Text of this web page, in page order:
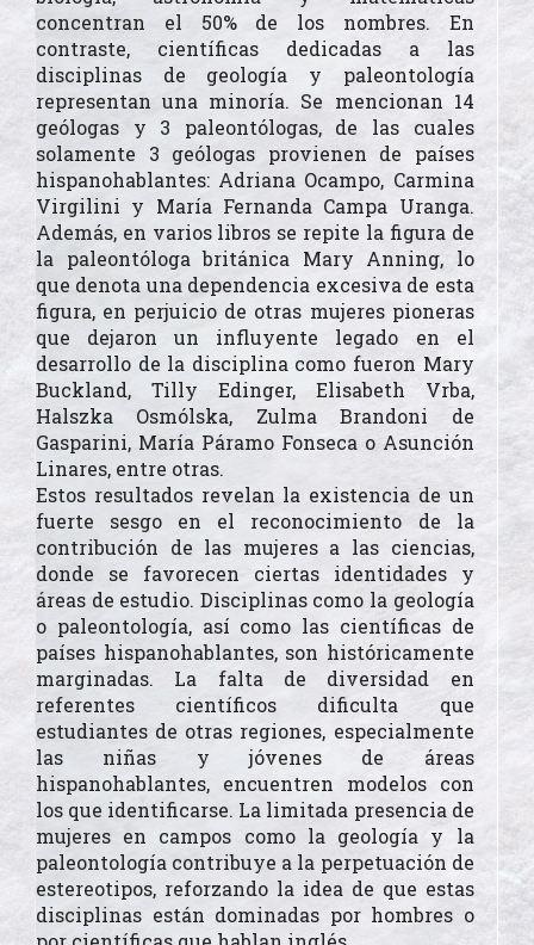
concentran el 50% de los nombres. En
contraste, científicas dedicadas a las
disciplinas de geología y paleontología
representan una minoría. Se mencionan 14
geólogas y 3 paleontólogas, de las cuales
solamente 3 geólogas provienen de países
hispanohablantes: Adriana Ocampo, Carmina
Virgilini y María Fernanda Campa Uranga.
Además, en varios libros se repite la figura de
la paleontóloga británica Mary Anning, lo
que denota una dependencia excesiva de esta
figura, en perjuicio de otras mujeres pioneras
que dejaron un influyente legado en el
desarrollo de la disciplina como fueron Mary
Buckland, Tilly Edinger, Elisabeth Vrba,
Halszka Osmólska, Zulma Brandoni de
Gasparini, María Páramo Fonseca o Asunción
Linares, entre otras.
Estos resultados revelan la existencia de un
fuerte sesgo en el reconocimiento de la
contribución de las mujeres a las ciencias,
donde se favorecen ciertas identidades y
áreas de estudio. Disciplinas como la geología
o paleontología, así como las científicas de
países hispanohablantes, son históricamente
marginadas. La falta de diversidad en
referentes científicos dificulta que
estudiantes de otras regiones, especialmente
las niñas y jóvenes de áreas
hispanohablantes, encuentren modelos con
los que identificarse. La limitada presencia de
mujeres en campos como la geología y la
paleontología contribuye a la perpetuación de
estereotipos, reforzando la idea de que estas
disciplinas están dominadas por hombres o